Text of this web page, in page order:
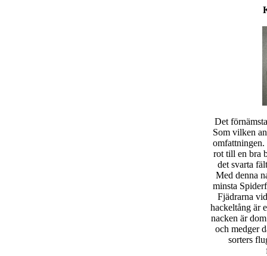
Det
Som vilken
omfattningen.
rot till en bra
det svarta
Med denna
minsta
Fjädrarna
hackeltång är
nacken är
och medger
sorters